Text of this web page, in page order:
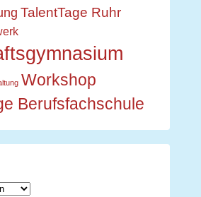
TalentTage Ruhr
Workshop
Berufsfachschule